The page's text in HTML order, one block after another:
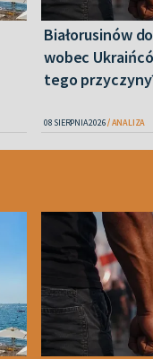
Białorusinów
wobec
tego
08 SIERPNIA 2026 ANALIZA